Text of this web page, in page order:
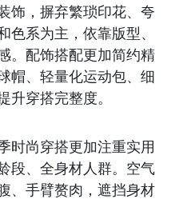
饰，摒弃繁琐印花、夸
色系为主，依靠版型、
。配饰搭配更加简约精
帽、轻量化运动包、细
升穿搭完整度。
时尚穿搭更加注重实用
段、全身材人群。空气
、手臂赘肉，遮挡身材